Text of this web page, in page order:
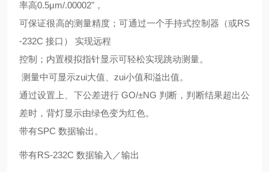
率高0.5μm/.00002"，
可保证很高的测量精度；可通过一个手持式控制器（或RS
-232C 接口） 实现远程
控制；内置模拟指针显示可轻松实现跳动测量。
测量中可显示zui大值、zui小值和溢出值。
通过设置上、下公差进行 GO/±NG 判断，判断结果超出公
差时，背灯显示由绿色变为红色。
带有SPC 数据输出。
带有RS-232C 数据输入／输出